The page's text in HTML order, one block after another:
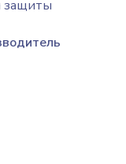
защиты